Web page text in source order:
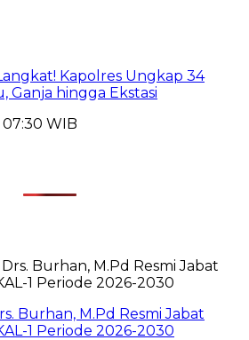
Kapolres Ungkap 34
Ganja hingga Ekstasi
WIB
Burhan, M.Pd Resmi Jabat
1 Periode 2026-2030